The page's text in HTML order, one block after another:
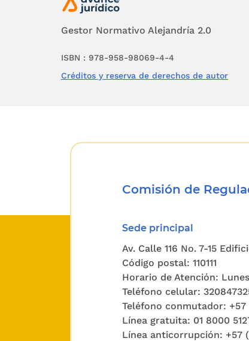
Gestor Normativo Alejandría 2.0
ISBN : 978-958-98069-4-4
Créditos y reserva de derechos de autor
Comisión de
Sede principal
Av. Calle 116 No. 7-15
Código postal: 110111
Horario de Atención:
Teléfono celular:
Teléfono conmutador: +57
Línea gratuita: 01 8000
Línea anticorrupción: +57